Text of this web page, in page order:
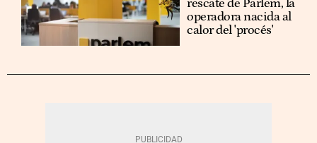
rescate de Parlem, la
operadora nacida al
calor del 'procés'